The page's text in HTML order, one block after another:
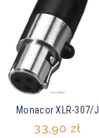
Monacor XLR-307/J
33,90 zł